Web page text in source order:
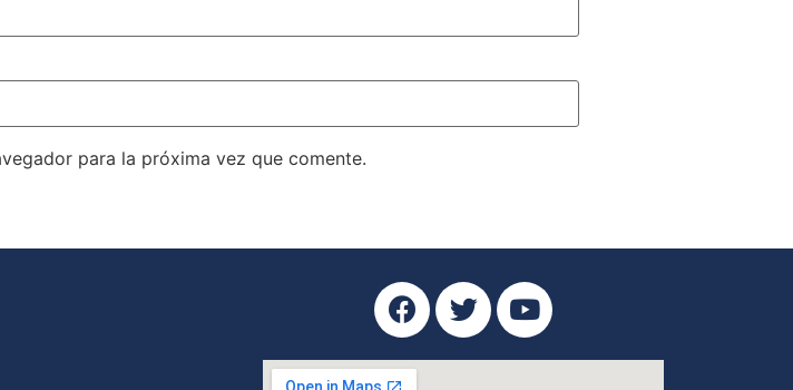
para la próxima vez que comente.